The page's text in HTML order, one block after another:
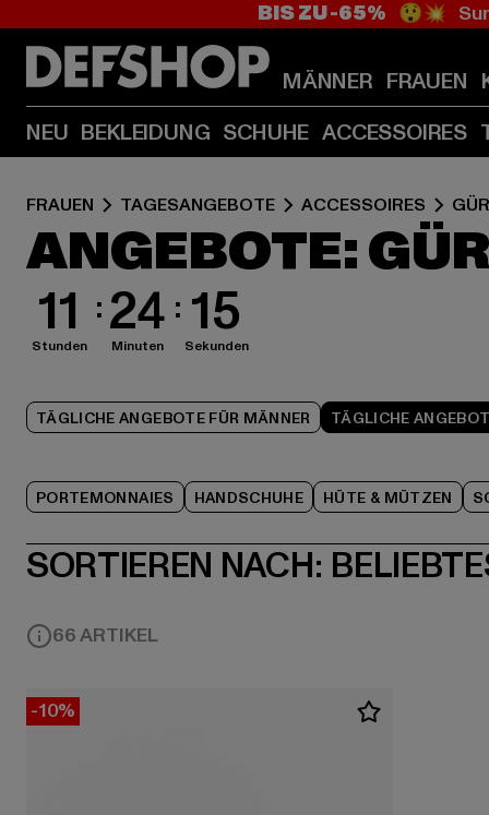
BIS ZU -65% 😲💥
MÄNNER FRAUEN
NEU BEKLEIDUNG SCHUHE ACCESSOIRES
FRAUEN TAGESANGEBOTE ACCESSOIRES
ANGEBOTE:
11
Stunden 24
Minuten 14
Sekunden
TÄGLICHE ANGEBOTE FÜR MÄNNER TÄGLICHE
PORTEMONNAIES HANDSCHUHE HÜTE & MÜTZEN
SORTIEREN NACH:
66 ARTIKEL
-10%